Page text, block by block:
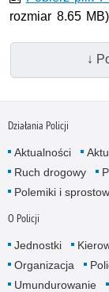
rozmiar 8.65 MB)
↓
Działania Policji
Aktualności
Ruch drogowy
Polemiki i
O Policji
Jednostki
Organizacja
Umundurowanie